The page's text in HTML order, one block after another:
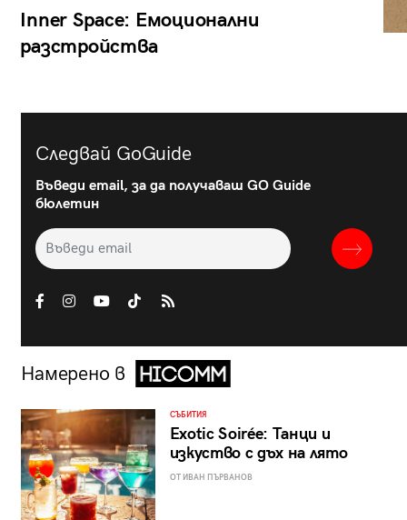
Inner Space: Емоционални
разстройства
Следвай GoGuide
Въведи email, за да получаваш GO Guide
бюлетин
Намерено в
СЪБИТИЯ
Exotic Soirée: Танци и
изкуство с дъх на лято
ОТ ИВАН ПЪРВАНОВ